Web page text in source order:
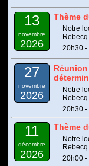
13
novembre
2026
Thème
Notre
Rebecq
20h30
27
novembre
2026
Notre
Rebecq
20h30
11
décembre
2026
Thème
Notre
Rebecq
20h00